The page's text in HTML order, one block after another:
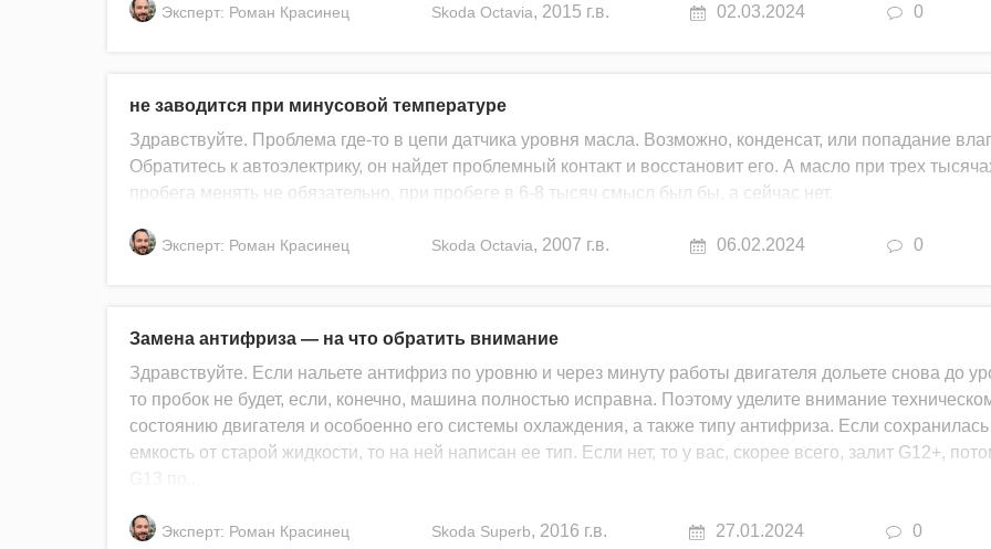
Эксперт: Роман Красинец Skoda Octavia, 2015 г.в. 02.03.2024 0
не заводится при минусовой температуре
Здравствуйте. Проблема где-то в цепи датчика уровня масла. Возможно, конденсат, или попадание
Обратитесь к автоэлектрику, он найдет проблемный контакт и восстановит его. А масло при трех
пробега менять не обязательно, при пробеге в 6-8 тысяч смысл был бы, а сейчас нет.
Эксперт: Роман Красинец Skoda Octavia, 2007 г.в. 06.02.2024 0
Замена антифриза — на что обратить внимание
Здравствуйте. Если нальете антифриз по уровню и через минуту работы двигателя дольете снова до
то пробок не будет, если, конечно, машина полностью исправна. Поэтому уделите внимание
состоянию двигателя и особоенно его системы охлаждения, а также типу антифриза. Если сохранилась
емкость от старой жидкости, то на ней написан ее тип. Если нет, то у вас, скорее всего, залит G12+,
Эксперт: Роман Красинец Skoda Superb, 2016 г.в. 27.01.2024 0